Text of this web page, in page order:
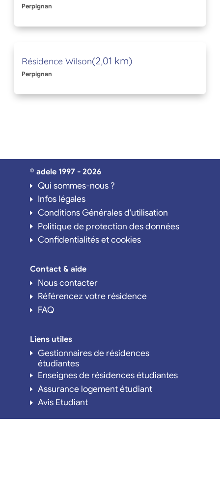
Perpignan
Résidence Wilson(2,01 km)
Perpignan
© adele 1997 - 2026
Qui sommes-nous ?
Infos légales
Conditions Générales d'utilisation
Politique de protection des données
Confidentialités et cookies
Contact & aide
Nous contacter
Référencez votre résidence
FAQ
Liens utiles
Gestionnaires de résidences
étudiantes
Enseignes de résidences étudiantes
Assurance logement étudiant
Avis Etudiant